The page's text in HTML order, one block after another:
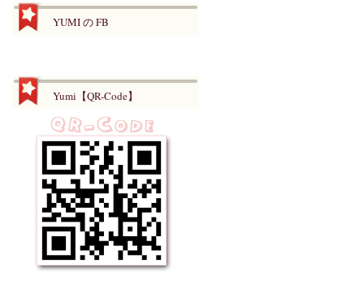
YUMI の FB
Yumi【QR-Code】